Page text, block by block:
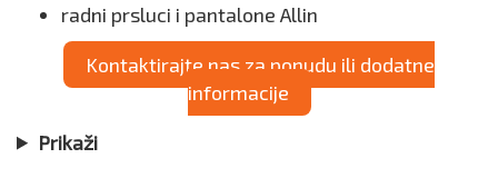
radni prsluci i pantalone Allin
Kontaktirajte nas za ponudu ili dodatne
informacije
Prikaži